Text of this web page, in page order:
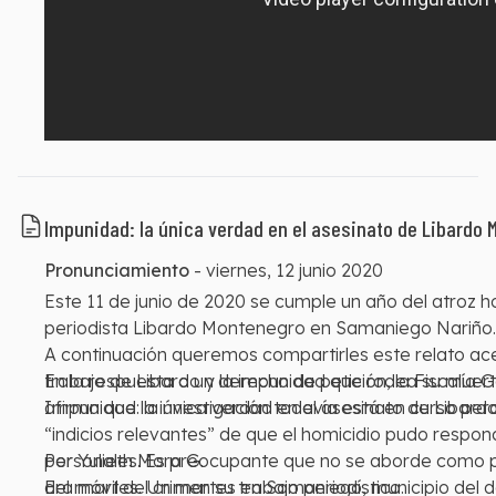
Impunidad: la única verdad en el asesinato de Libardo
Pronunciamiento - viernes, 12 junio 2020
Este 11 de junio de 2020 se cumple un año del atroz
periodista Libardo Montenegro en Samaniego
En la respuesta a un derecho de petición, la Fiscalía
afirma que la investigación todavía está en curso
“indicios relevantes” de que el homicidio pudo
personales. Es preocupante que no se aborde como
del móvil del crimen su trabajo periodístico.
A continuación queremos compartirles este relato
trabajo de Libardo y la impunidad que rodea su
Impunidad: la única verdad en el asesinato de
Por Yulieth Mora G.
Era martes. Un martes en Samaniego, municipio del